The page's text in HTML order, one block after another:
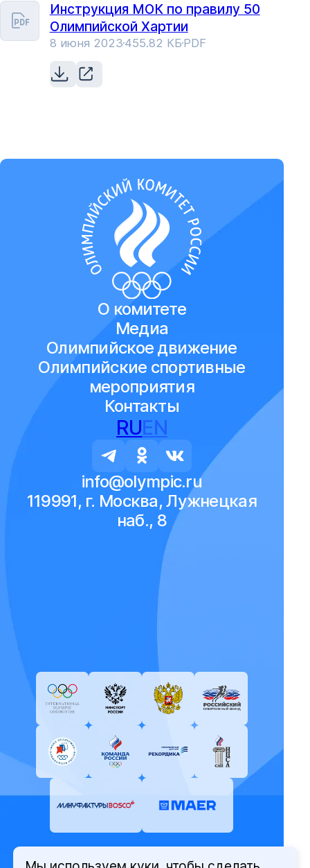
Инструкция МОК по правилу 50
Олимпийской Хартии
8 июня 2023 455.82 КБPDF
О комитете
Медиа
Олимпийское движение
Олимпийские спортивные
мероприятия
Контакты
RUEN
info@olympic.ru
119991, г. Москва, Лужнецкая
наб., 8